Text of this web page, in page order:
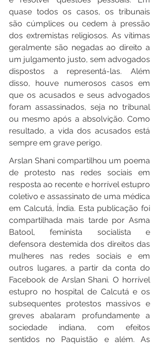
quase todos os casos, os tribunais
são cúmplices ou cedem à pressão
dos extremistas religiosos. As vítimas
geralmente são negadas ao direito a
um julgamento justo, sem advogados
dispostos a representá-las. Além
disso, houve numerosos casos em
que os acusados e seus advogados
foram assassinados, seja no tribunal
ou mesmo após a absolvição. Como
resultado, a vida dos acusados está
sempre em grave perigo.
Arslan Shani compartilhou um poema
de protesto nas redes sociais em
resposta ao recente e horrível estupro
coletivo e assassinato de uma médica
em Calcutá, Índia. Esta publicação foi
compartilhada mais tarde por Asma
Batool, feminista socialista e
defensora destemida dos direitos das
mulheres nas redes sociais e em
outros lugares, a partir da conta do
Facebook de Arslan Shani. O horrível
estupro no hospital de Calcutá e os
subsequentes protestos massivos e
greves abalaram profundamente a
sociedade indiana, com efeitos
sentidos no Paquistão e além. As